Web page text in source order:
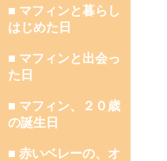
■ マフィンと暮らし
はじめた日
■ マフィンと出会っ
た日
■ マフィン、２０歳
の誕生日
■ 赤いベレーの、オ